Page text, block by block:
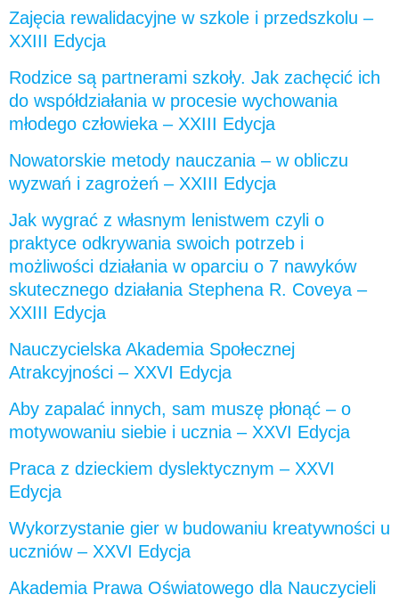
Zajęcia rewalidacyjne w szkole i przedszkolu –
XXIII Edycja
Rodzice są partnerami szkoły. Jak zachęcić ich
do współdziałania w procesie wychowania
młodego człowieka – XXIII Edycja
Nowatorskie metody nauczania – w obliczu
wyzwań i zagrożeń – XXIII Edycja
Jak wygrać z własnym lenistwem czyli o
praktyce odkrywania swoich potrzeb i
możliwości działania w oparciu o 7 nawyków
skutecznego działania Stephena R. Coveya –
XXIII Edycja
Nauczycielska Akademia Społecznej
Atrakcyjności – XXVI Edycja
Aby zapalać innych, sam muszę płonąć – o
motywowaniu siebie i ucznia – XXVI Edycja
Praca z dzieckiem dyslektycznym – XXVI
Edycja
Wykorzystanie gier w budowaniu kreatywności u
uczniów – XXVI Edycja
Akademia Prawa Oświatowego dla Nauczycieli